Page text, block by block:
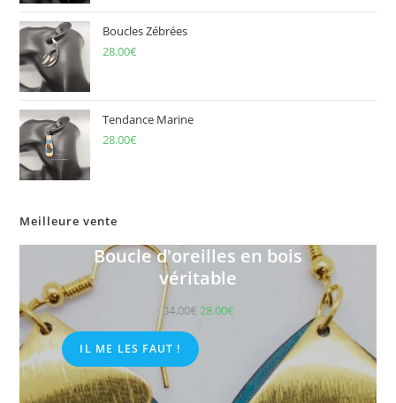
Boucles Zébrées
28.00€
Tendance Marine
28.00€
Meilleure vente
Boucle d'oreilles en bois
véritable
34.00€ 28.00€
IL ME LES FAUT !